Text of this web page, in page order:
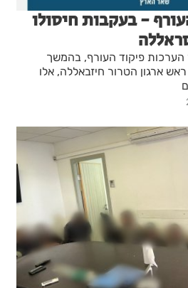
- בעקבות חיסולו
הערכות פיקוד העורף, בהמשך
ארגון הטרור חיזבאללה, אלו